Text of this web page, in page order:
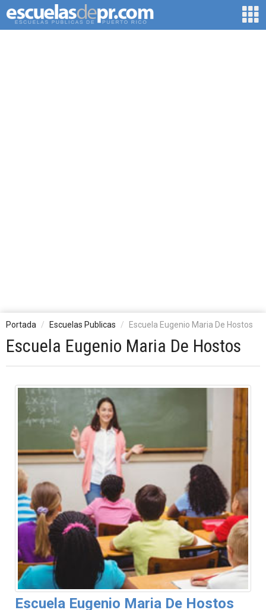
Portada Escuelas Publicas Escuela Eugenio Maria De Hostos
Escuela Eugenio Maria De Hostos
Escuela Eugenio Maria De Hostos